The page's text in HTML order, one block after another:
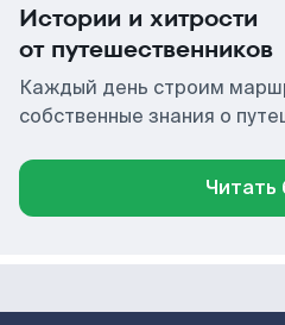
Истории и хитрости
от путешественников
Каждый день строим
собственные знания о
Читать